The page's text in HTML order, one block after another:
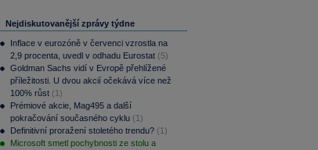
Nejdiskutovanější zprávy týdne
Inflace v eurozóně v červenci vzrostla na
2,9 procenta, uvedl v odhadu Eurostat (5)
Goldman Sachs vidí v Evropě přehlížené
příležitosti. U dvou akcií očekává více než
100% růst (1)
Prémiové akcie, Mag495 a další
pokračování současného cyklu (1)
Definitivní proražení stoletého trendu? (1)
Microsoft smetl pochybnosti ze stolu a